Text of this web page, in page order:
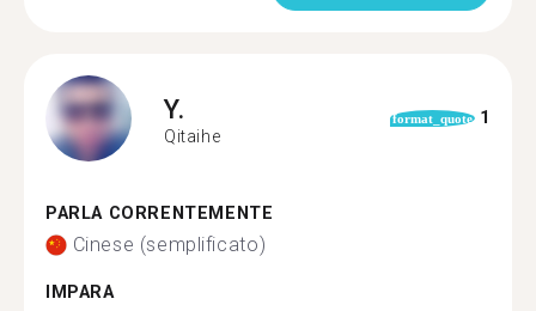
Y.
Qitaihe
format_quote 1
PARLA CORRENTEMENTE
Cinese (semplificato)
IMPARA